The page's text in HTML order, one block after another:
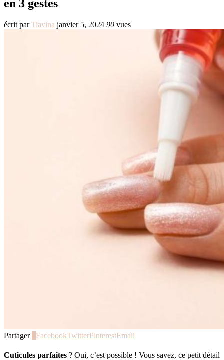
en 3 gestes
écrit parTiavina janvier 5, 2024 90 vues
Partager FacebookTwitterPinterestEmail
Cuticules parfaites ? Oui, c’est possible ! Vous savez, ce petit détail